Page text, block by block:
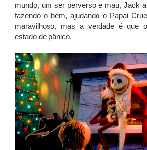
mundo, um ser perverso e mau, Jack
fazendo o bem, ajudando o Papai
maravilhoso, mas a verdade é que
estado de pânico.